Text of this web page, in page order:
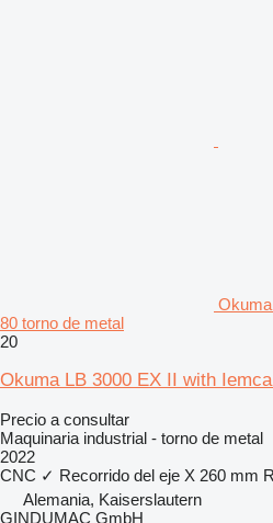
80 torno de metal
20
Okuma LB 3000 EX II with
Precio a consultar
Maquinaria industrial - torno de metal
2022
CNC ✓ Recorrido del eje X 260 mm
Alemania, Kaiserslautern
GINDUMAC GmbH